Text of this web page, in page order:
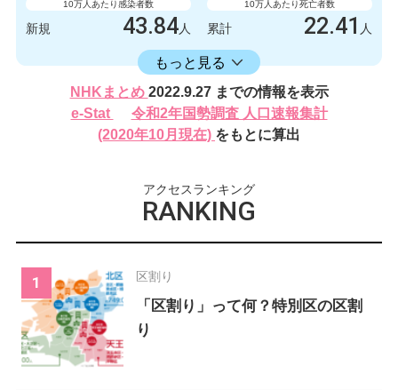
10万人あたり感染者数
新規 43.84人
10万人あたり死亡者数
累計 22.41 人
もっと見る
16406.17人
感染者数
620人
死亡者数
新規
232024人 累計
NHKまとめ 2022.9.27 までの情報を表示
e-Stat
令和2年国勢調査 人口速報集計
(2020年10月現在) をもとに算出
アクセスランキング
RANKING
区割り
「区割り」って何？特別区の区割
り